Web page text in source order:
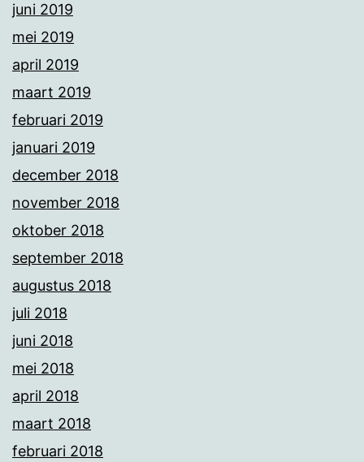
juni 2019
mei 2019
april 2019
maart 2019
februari 2019
januari 2019
december 2018
november 2018
oktober 2018
september 2018
augustus 2018
juli 2018
juni 2018
mei 2018
april 2018
maart 2018
februari 2018